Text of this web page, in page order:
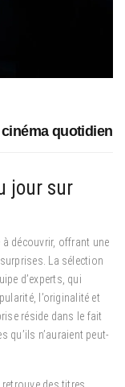
quotidien
jour sur
découvrir, offrant une
La sélection
d’experts, qui
l’originalité et
réside dans le fait
qu’ils n’auraient peut-